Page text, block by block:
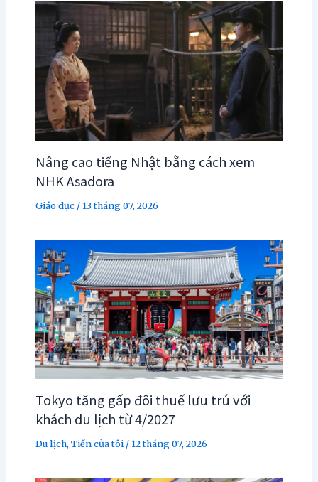
Nâng cao tiếng Nhật bằng cách xem
NHK Asadora
Giáo dục/13 tháng 07, 2026
Tokyo tăng gấp đôi thuế lưu trú với
khách du lịch từ 4/2027
Du lịch,Tiền của tôi/12 tháng 07, 2026